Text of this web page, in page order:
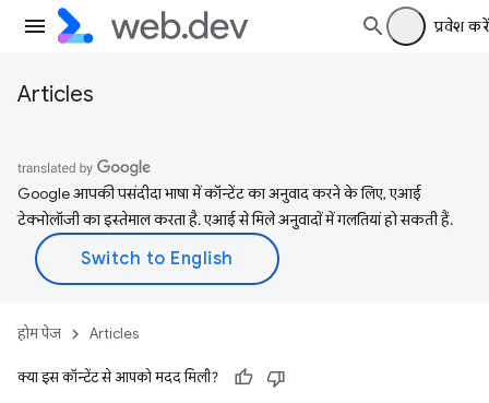
प्रवेश करें
Articles
Google आपकी पसंदीदा भाषा में कॉन्टेंट का अनुवाद करने के लिए, एआई
टेक्नोलॉजी का इस्तेमाल करता है. एआई से मिले अनुवादों में गलतियां हो सकती हैं.
होम पेज Articles
क्या इस कॉन्टेंट से आपको मदद मिली?